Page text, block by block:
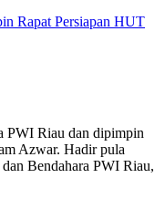
Rapat Persiapan HUT
PWI Riau dan dipimpin
Azwar. Hadir pula
Bendahara PWI Riau,